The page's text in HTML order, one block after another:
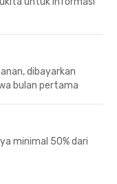
dibayarkan
bulan pertama
minimal 50% dari